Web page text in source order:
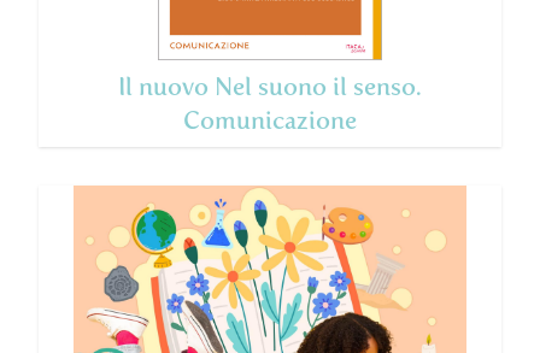
Il nuovo Nel suono il senso.
Comunicazione